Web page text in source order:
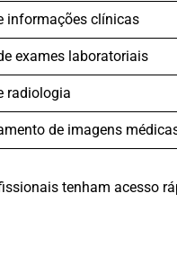
informações clínicas
exames laboratoriais
radiologia
de imagens
tenham acesso